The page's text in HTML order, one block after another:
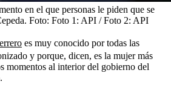
en el que personas le piden que se
Foto: Foto 1: API / Foto 2: API
es muy conocido por todas las
y porque, dicen, es la mujer más
momentos al interior del gobierno del